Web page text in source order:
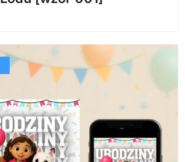
29,99 zł.14,99 zł.